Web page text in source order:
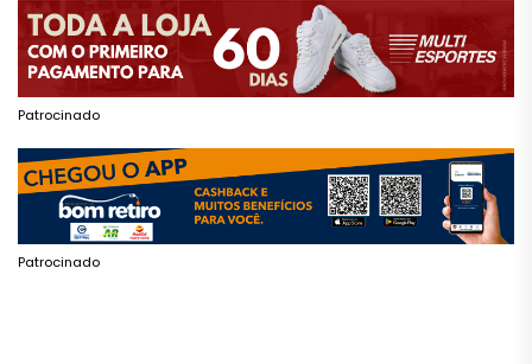
Patrocinado
Patrocinado